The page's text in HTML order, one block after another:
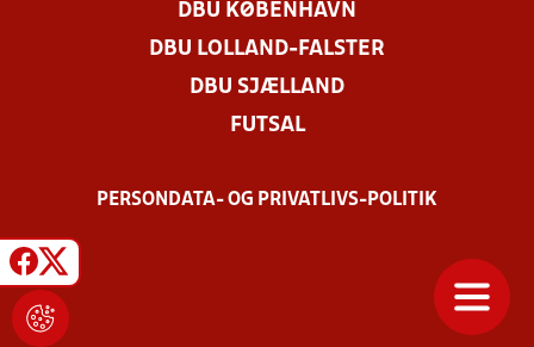
DBU KØBENHAVN
DBU LOLLAND-FALSTER
DBU SJÆLLAND
FUTSAL
PERSONDATA- OG PRIVATLIVS-POLITIK